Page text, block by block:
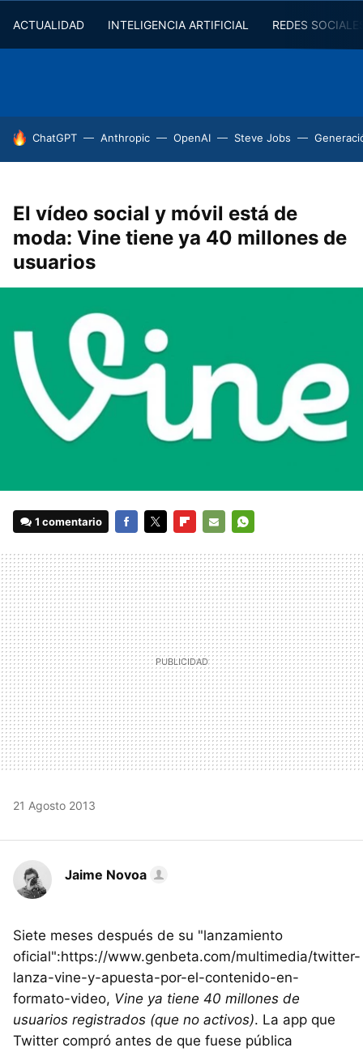
ACTUALIDAD INTELIGENCIA ARTIFICIAL REDES
HOY SE HABLA DE
ChatGPT Anthropic OpenAI Steve Jobs
El vídeo social y móvil está de
moda: Vine tiene ya 40 millones de
usuarios
1 comentario
MAIL
21 Agosto 2013
Jaime Novoa
Siete meses después de su "lanzamiento
oficial":https://www.genbeta.com/multimedia/twitter-
lanza-vine-y-apuesta-por-el-contenido-en-
formato-video, Vine ya tiene 40 millones de
usuarios registrados (que no activos). La app que
Twitter compró antes de que fuese pública